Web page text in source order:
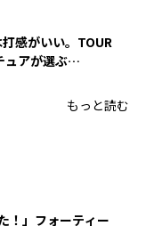
感がいい。TOUR
ュアが選ぶ
もっと読む
！」フォーティー